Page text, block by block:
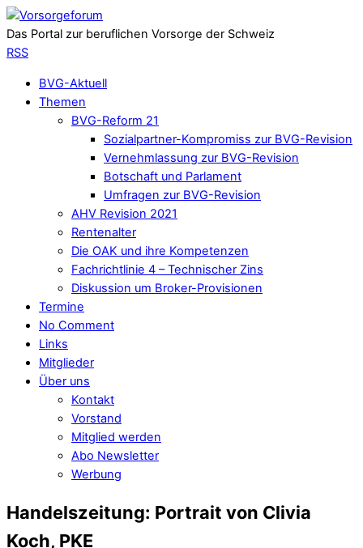
Das Portal zur beruflichen Vorsorge der Schweiz
RSS
BVG-Aktuell
Themen
BVG-Reform 21
Sozialpartner-Kompromiss zur BVG-Revision
Vernehmlassung zur BVG-Revision
Botschaft und Parlament
Umfragen zur BVG-Revision
AHV Revision 2021
Rentenalter
Die OAK und ihre Kompetenzen
Fachrichtlinie 4 – Technischer Zins
Diskussion um Broker-Provisionen
Termine
No Comment
Links
Mitglieder
Über uns
Kontakt
Vorstand
Mitglied werden
Abo Newsletter
Werbung
Handelszeitung: Portrait von Clivia
Koch, PKE